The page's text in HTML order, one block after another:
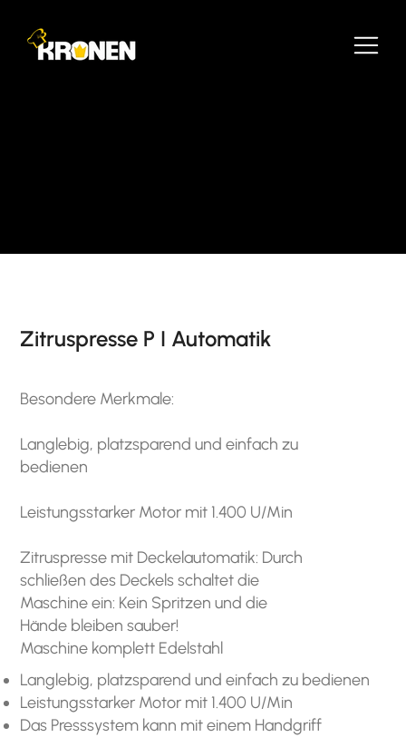
Zitruspresse P I Automatik
Besondere Merkmale:
Langlebig, platzsparend und einfach zu
bedienen
Leistungsstarker Motor mit 1.400 U/Min
Zitruspresse mit Deckelautomatik: Durch
schließen des Deckels schaltet die
Maschine ein: Kein Spritzen und die
Hände bleiben sauber!
Maschine komplett Edelstahl
Langlebig, platzsparend und einfach zu bedienen
Leistungsstarker Motor mit 1.400 U/Min
Das Presssystem kann mit einem Handgriff